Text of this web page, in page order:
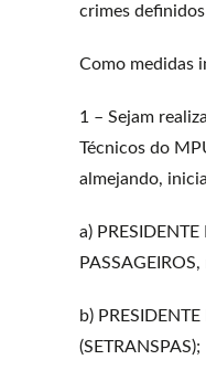
crimes
Como medidas
1 – Sejam
Técnicos do
almejando,
a)
b)
(SETRANSPAS);